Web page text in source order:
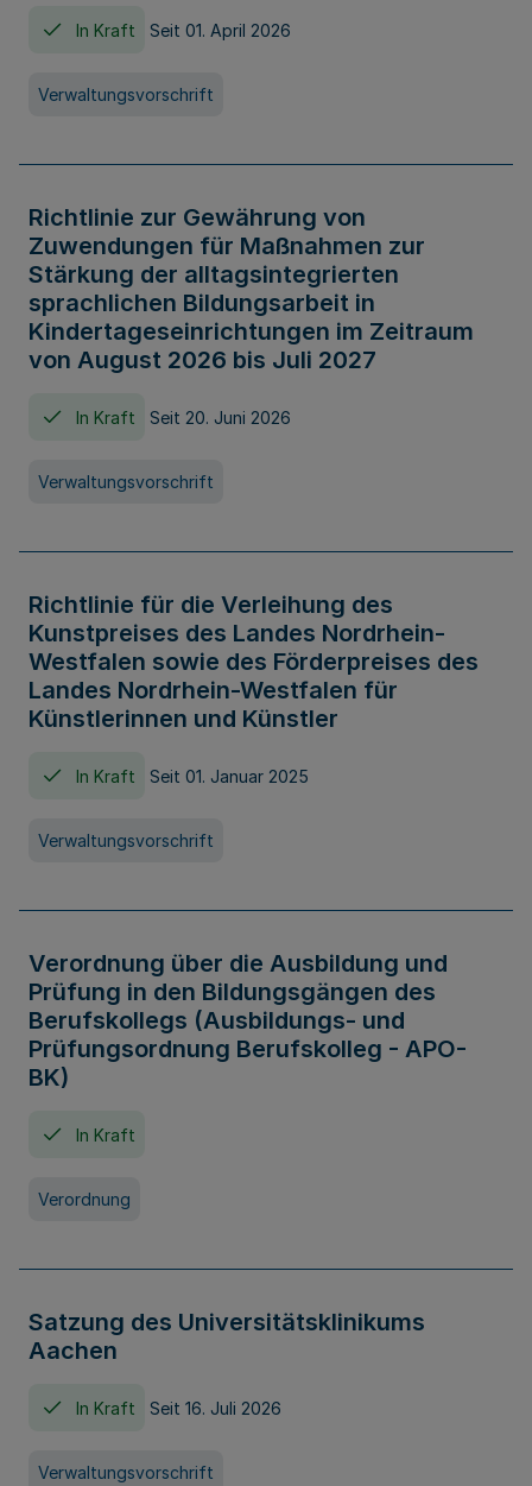
In Kraft Seit 01. April 2026
Verwaltungsvorschrift
Richtlinie zur Gewährung von
Zuwendungen für Maßnahmen zur
Stärkung der alltagsintegrierten
sprachlichen Bildungsarbeit in
Kindertageseinrichtungen im Zeitraum
von August 2026 bis Juli 2027
In Kraft Seit 20. Juni 2026
Verwaltungsvorschrift
Richtlinie für die Verleihung des
Kunstpreises des Landes Nordrhein-
Westfalen sowie des Förderpreises des
Landes Nordrhein-Westfalen für
Künstlerinnen und Künstler
In Kraft Seit 01. Januar 2025
Verwaltungsvorschrift
Verordnung über die Ausbildung und
Prüfung in den Bildungsgängen des
Berufskollegs (Ausbildungs- und
Prüfungsordnung Berufskolleg - APO-
BK)
In Kraft
Verordnung
Satzung des Universitätsklinikums
Aachen
In Kraft Seit 16. Juli 2026
Verwaltungsvorschrift